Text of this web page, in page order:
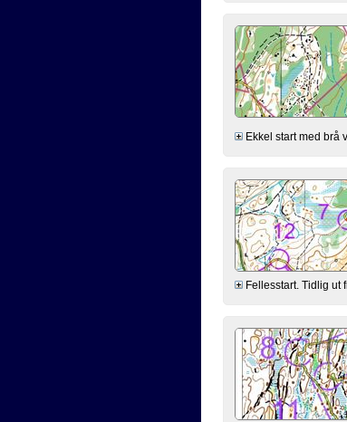
Ekkel start med brå
Fellesstart. Tidlig ut